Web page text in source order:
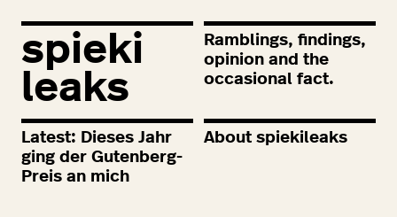
spieki
leaks
Ramblings, findings,
opinion and the
occasional fact.
Latest: Dieses Jahr
ging der Gutenberg-
Preis an mich
About spiekileaks